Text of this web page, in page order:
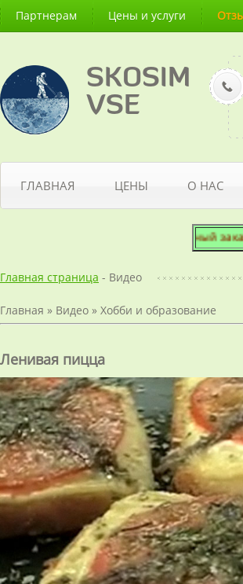
Партнерам Цены и услуги
SKOSIM
VSE
ГЛАВНАЯ ЦЕНЫ О НАС
Минимальный заказ
Главная страница - Видео
Главная » Видео » Хобби и образование
Ленивая пицца